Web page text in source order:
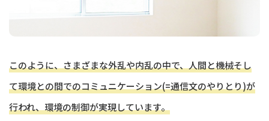
このように、さまざまな外乱や内乱の中で、人間と機械そし
て環境との間でのコミュニケーション(=通信文のやりとり)が
行われ、環境の制御が実現しています。